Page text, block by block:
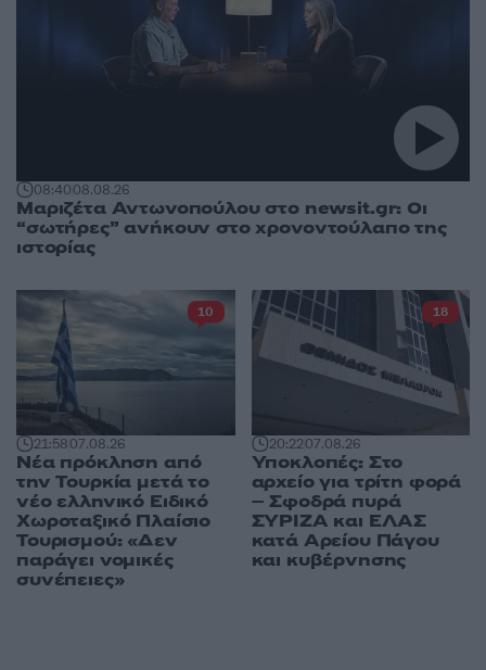
08:4008.08.26
Μαριζέτα Αντωνοπούλου στο newsit.gr: Οι
“σωτήρες” ανήκουν στο χρονοντούλαπο της
ιστορίας
21:5807.08.26
Νέα πρόκληση από
την Τουρκία μετά το
νέο ελληνικό Ειδικό
Χωροταξικό Πλαίσιο
Τουρισμού: «Δεν
παράγει νομικές
συνέπειες»
10
20:2207.08.26
Υποκλοπές: Στο
αρχείο για τρίτη φορά
– Σφοδρά πυρά
ΣΥΡΙΖΑ και ΕΛΑΣ
κατά Αρείου Πάγου
και κυβέρνησης
18